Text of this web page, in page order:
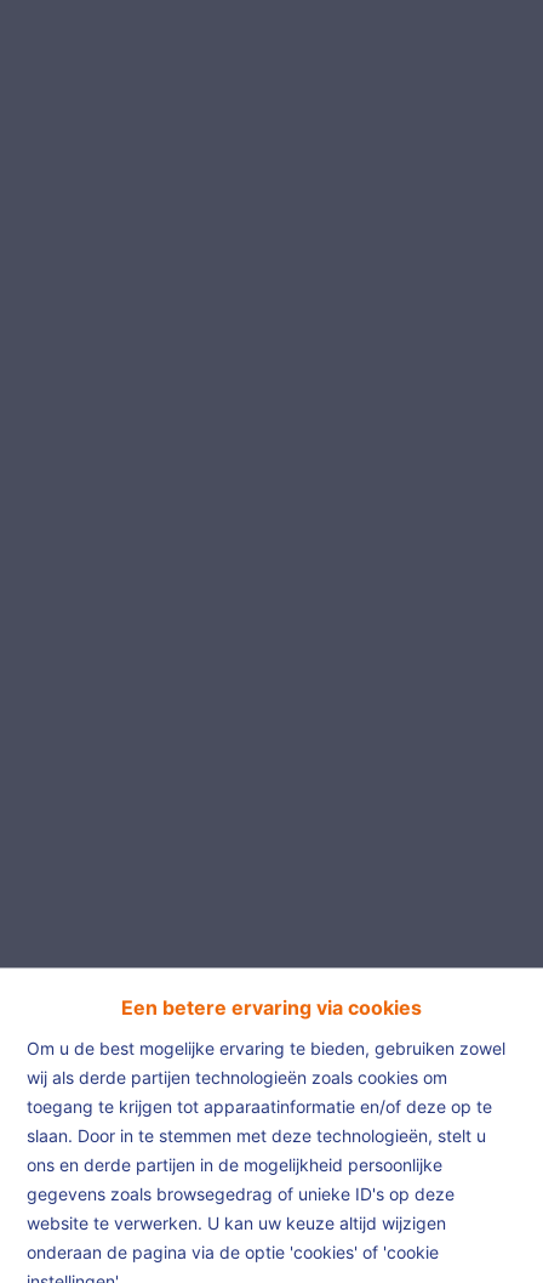
Een betere ervaring via cookies
Om u de best mogelijke ervaring te bieden, gebruiken zowel
wij als derde partijen technologieën zoals cookies om
toegang te krijgen tot apparaatinformatie en/of deze op te
slaan. Door in te stemmen met deze technologieën, stelt u
ons en derde partijen in de mogelijkheid persoonlijke
gegevens zoals browsegedrag of unieke ID's op deze
website te verwerken. U kan uw keuze altijd wijzigen
onderaan de pagina via de optie 'cookies' of 'cookie
Te Koop
Home Te Koop